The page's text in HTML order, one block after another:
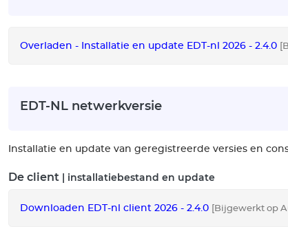
Overladen - Installatie en update EDT-nl 2026 - 2.4.0
EDT-NL netwerkversie
Installatie en update van geregistreerde versies en
De client | installatiebestand en update
Downloaden EDT-nl client 2026 - 2.4.0 [Bijgewerkt op